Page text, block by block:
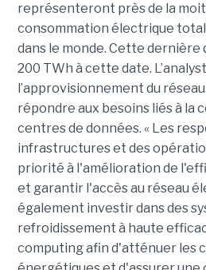
représenteront près de la
consommation électrique
dans le monde. Cette dernière
200 TWh à cette date.
l’approvisionnement du
répondre aux besoins liés à la
centres de données. « Les
infrastructures et des
priorité à l'amélioration de
et garantir l'accès au réseau
également investir dans des
refroidissement à haute
computing afin d'atténuer les